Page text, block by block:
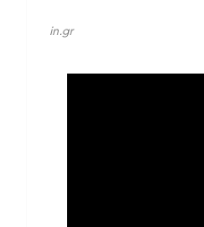
in.gr